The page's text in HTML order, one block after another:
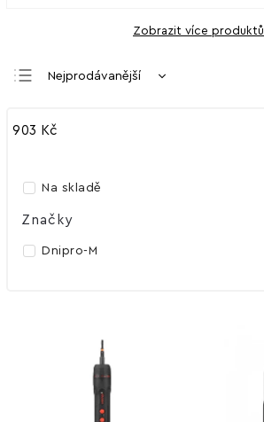
Zobrazit více produktů
Nejprodávanější
Nejdražší
903 Kč
Na skladě
Značky
Dnipro-M